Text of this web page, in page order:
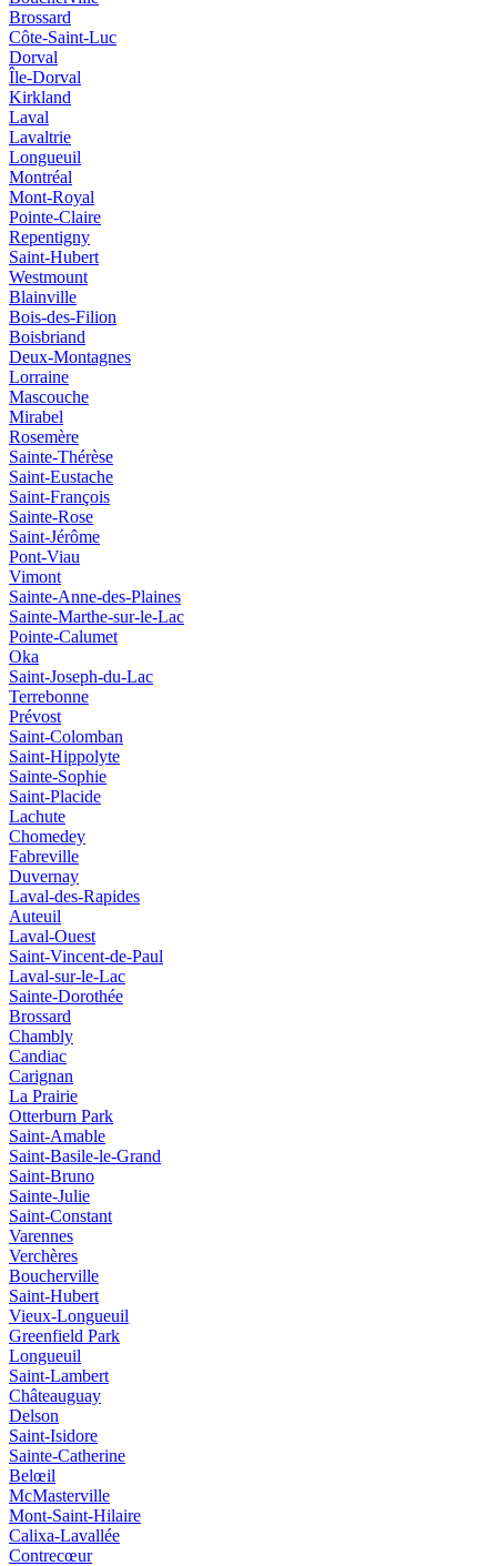
Brossard
Côte-Saint-Luc
Dorval
Île-Dorval
Kirkland
Laval
Lavaltrie
Longueuil
Montréal
Mont-Royal
Pointe-Claire
Repentigny
Saint-Hubert
Westmount
Blainville
Bois-des-Filion
Boisbriand
Deux-Montagnes
Lorraine
Mascouche
Mirabel
Rosemère
Sainte-Thérèse
Saint-Eustache
Saint-François
Sainte-Rose
Saint-Jérôme
Pont-Viau
Vimont
Sainte-Anne-des-Plaines
Sainte-Marthe-sur-le-Lac
Pointe-Calumet
Oka
Saint-Joseph-du-Lac
Terrebonne
Prévost
Saint-Colomban
Saint‑Hippolyte
Sainte‑Sophie
Saint‑Placide
Lachute
Chomedey
Fabreville
Duvernay
Laval‑des‑Rapides
Auteuil
Laval-Ouest
Saint-Vincent-de-Paul
Laval-sur-le-Lac
Sainte-Dorothée
Brossard
Chambly
Candiac
Carignan
La Prairie
Otterburn Park
Saint-Amable
Saint-Basile-le-Grand
Saint-Bruno
Sainte-Julie
Saint-Constant
Varennes
Verchères
Boucherville
Saint-Hubert
Vieux‑Longueuil
Greenfield Park
Longueuil
Saint‑Lambert
Châteauguay
Delson
Saint‑Isidore
Sainte‑Catherine
Belœil
McMasterville
Mont‑Saint‑Hilaire
Calixa‑Lavallée
Contrecœur